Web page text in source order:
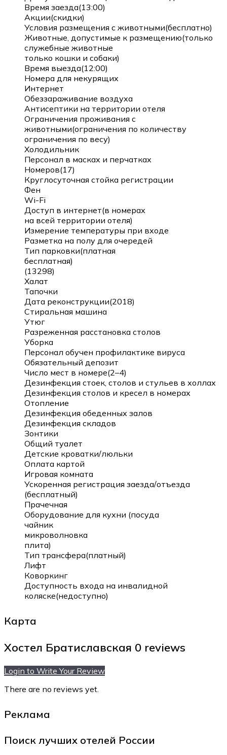
Время заезда(13:00)
Акции(скидки)
Условия размещения с животными(бесплатно)
Животные, допустимые к размещению(только
служебные животные
только кошки и собаки)
Время выезда(12:00)
Номера для некурящих
Интернет
Обеззараживание воздуха
Антисептики на территории отеля
Ограничения проживания с
животными(ограничения по количеству
ограничения по весу)
Холодильник
Персонал в масках и перчатках
Номеров(17)
Круглосуточная стойка регистрации
Фен
Wi-Fi
Доступ в интернет(в номерах
на всей территории отеля)
Измерение температуры при входе
Разметка на полу для очередей
Тип парковки(платная
бесплатная)
(13298)
Халат
Тапочки
Дата реконструкции(2018)
Стиральная машина
Утюг
Разреженная расстановка столов
Уборка
Персонал обучен профилактике вируса
Обязательный депозит
Число мест в номере(2–4)
Дезинфекция стоек, столов и стульев в холлах
Дезинфекция столов и кресел в номерах
Отопление
Дезинфекция обеденных залов
Дезинфекция складов
Зонтики
Общий туалет
Детские кроватки/люльки
Оплата картой
Игровая комната
Ускоренная регистрация заезда/отъезда
(бесплатный)
Прачечная
Оборудование для кухни (посуда
чайник
микроволновка
плита)
Тип трансфера(платный)
Лифт
Коворкинг
Доступность входа на инвалидной
коляске(недоступно)
Карта
Хостел Братиславская 0 reviews
Login to Write Your Review
There are no reviews yet.
Реклама
Поиск лучших отелей России